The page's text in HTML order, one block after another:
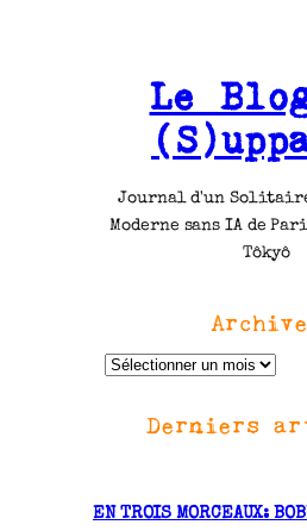
Le
Journal d'un
Moderne sans IA de
Tôkyô
A
v
Derniers
EN TROIS MORCEAUX: